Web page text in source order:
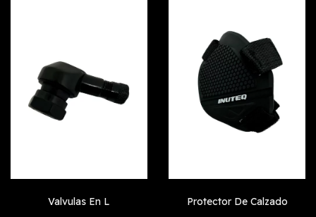
Valvulas En L Protector De Calzado